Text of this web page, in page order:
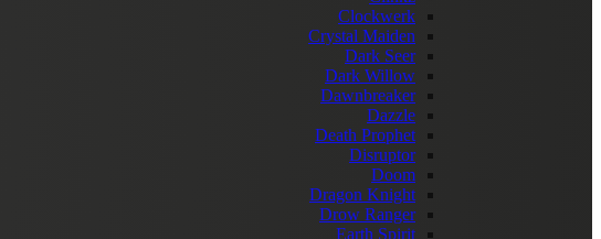
Clockwerk
Crystal Maiden
Dark Seer
Dark Willow
Dawnbreaker
Dazzle
Death Prophet
Disruptor
Doom
Dragon Knight
Drow Ranger
Earth Spirit